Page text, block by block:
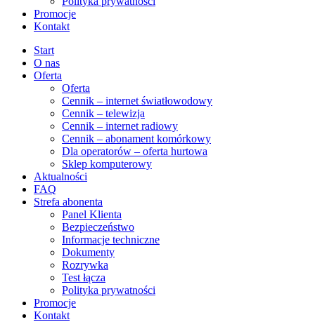
Promocje
Kontakt
Start
O nas
Oferta
Oferta
Cennik – internet światłowodowy
Cennik – telewizja
Cennik – internet radiowy
Cennik – abonament komórkowy
Dla operatorów – oferta hurtowa
Sklep komputerowy
Aktualności
FAQ
Strefa abonenta
Panel Klienta
Bezpieczeństwo
Informacje techniczne
Dokumenty
Rozrywka
Test łącza
Polityka prywatności
Promocje
Kontakt